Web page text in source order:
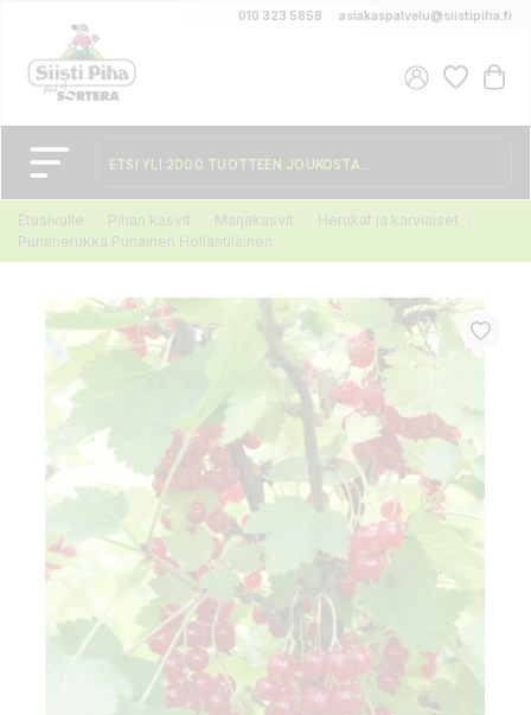
010 323 5858 asiakaspalvelu@siistipiha.fi
Etusivulle Pihan kasvit Marjakasvit
Herukat ja karviaiset
Punaherukka Punainen Hollantilainen